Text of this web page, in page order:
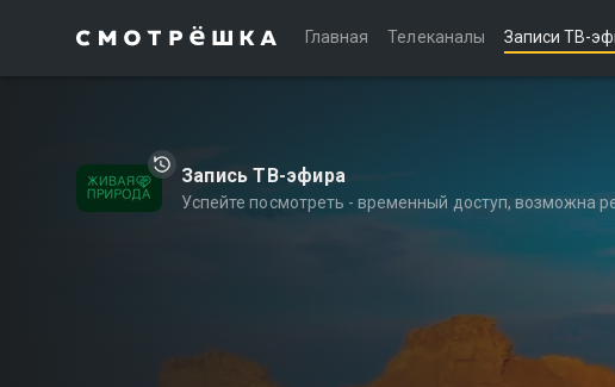
Главная Телеканалы Записи ТВ-
Запись ТВ-эфира
Успейте посмотреть - временный доступ, возможна